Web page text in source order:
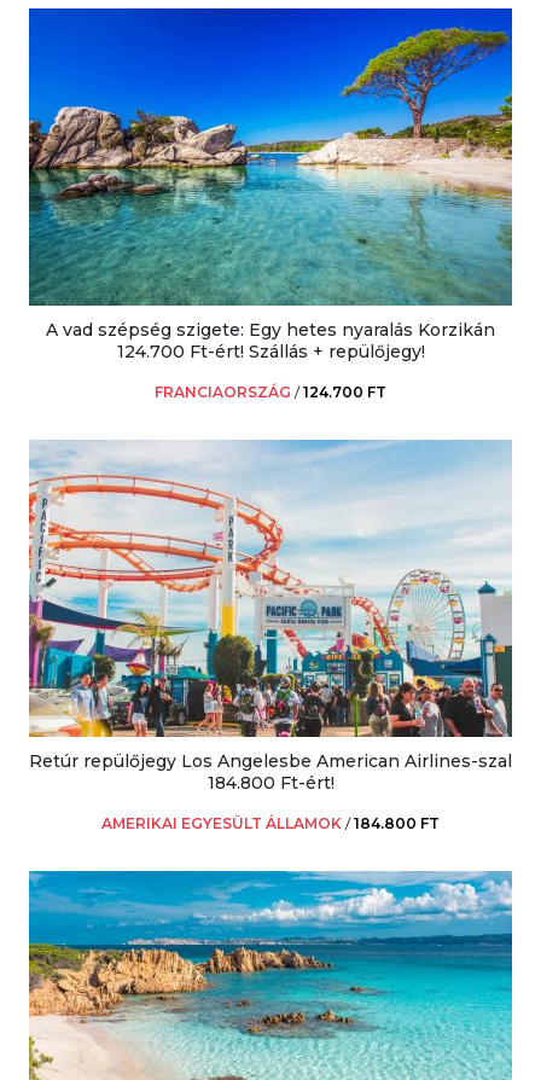
A vad szépség szigete: Egy hetes nyaralás Korzikán
124.700 Ft-ért! Szállás + repülőjegy!
FRANCIAORSZÁG /124.700 FT
Retúr repülőjegy Los Angelesbe American Airlines-szal
184.800 Ft-ért!
AMERIKAI EGYESÜLT ÁLLAMOK /184.800 FT